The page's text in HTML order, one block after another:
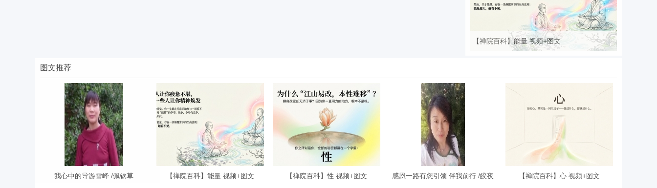
【禅院百科】能量 视频+图文
图文推荐
我心中的导游雪峰 /佩钦草 【禅院百科】能量 视频+图文 【禅院百科】性 视频+图文 感恩一路有您引领 伴我前行 /皎夜 【禅院百科】心 视频+图文